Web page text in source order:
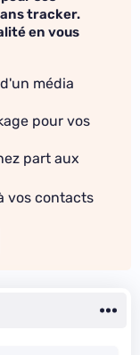
tracker.
en vous
média
pour vos
part aux
vos contacts